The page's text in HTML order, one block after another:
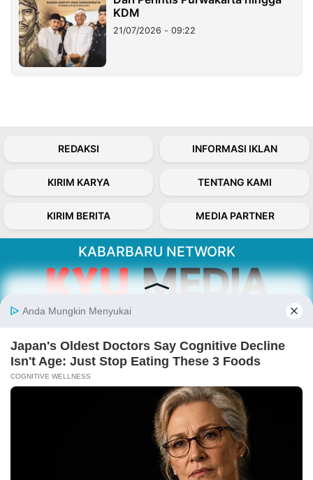
KDM
21/07/2026 - 09:22
REDAKSI INFORMASI IKLAN
KIRIM KARYA TENTANG KAMI
KIRIM BERITA MEDIA PARTNER
KABARBARU NETWORK
Kabarbaru.co menyajikan berita aktual dan
inspiratif dari sudut pandang berbaik sangka
Follow Kabarbaru